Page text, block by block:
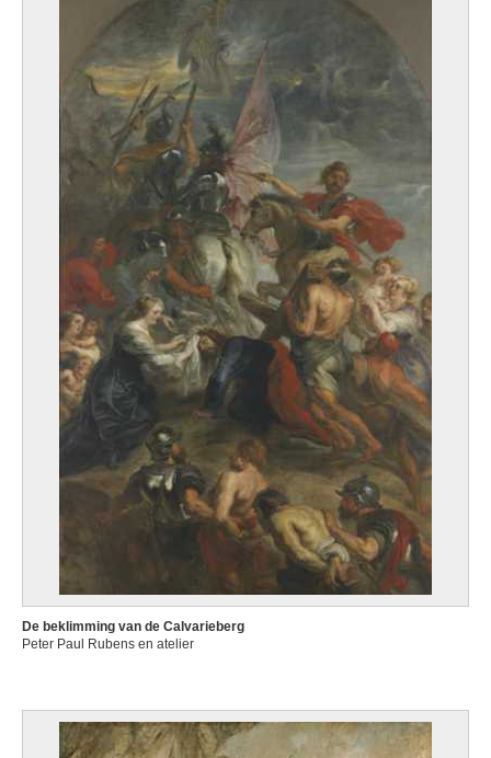
De beklimming van de Calvarieberg
Peter Paul Rubens en atelier